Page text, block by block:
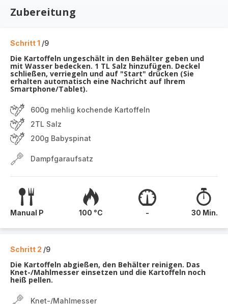
Zubereitung
Schritt 1 /9
Die Kartoffeln ungeschält in den Behälter geben und
mit Wasser bedecken. 1 TL Salz hinzufügen. Deckel
schließen, verriegeln und auf "Start" drücken (Sie
erhalten automatisch eine Nachricht auf Ihrem
Smartphone/Tablet).
600g mehlig kochende Kartoffeln
2TL Salz
200g Babyspinat
Dampfgaraufsatz
Manual P 100 °C - 30 Min.
Schritt 2 /9
Die Kartoffeln abgießen, den Behälter reinigen. Das
Knet-/Mahlmesser einsetzen und die Kartoffeln noch
heiß pellen.
Knet-/Mahlmesser